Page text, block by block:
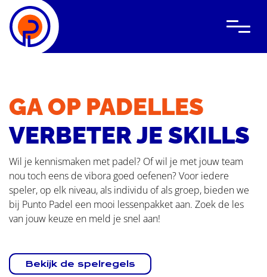
Wat is padel
Clubevents
Bedrijfsevents
Locatie
Contact
GA OP PADELLES
VERBETER JE SKILLS
Wil je kennismaken met padel? Of wil je met jouw team
nou toch eens de vibora goed oefenen? Voor iedere
speler, op elk niveau, als individu of als groep, bieden we
bij Punto Padel een mooi lessenpakket aan. Zoek de les
van jouw keuze en meld je snel aan!
Bekijk de spelregels